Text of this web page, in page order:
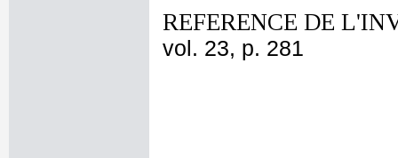
REFERENCE DE
vol. 23, p. 281